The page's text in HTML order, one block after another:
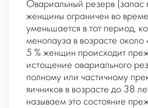
Овариальный резерв (запас
женщины ограничен во
уменьшается в тот период,
менопауза в возрасте
5 % женщин происходит
истощение овариального
полному или частичному
яичников в возрасте до 38
называем это состояние